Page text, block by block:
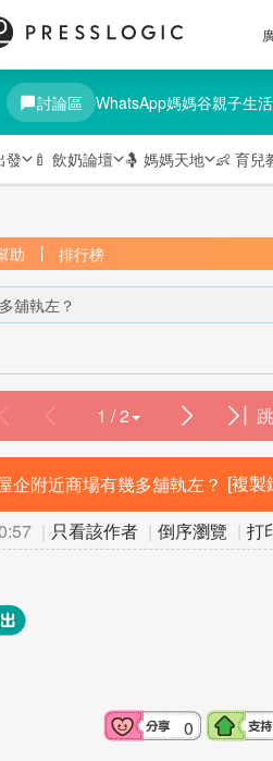
討論區 WhatsApp媽媽谷親子生
發 🍼 飲奶論壇 🤱 媽媽天地 👶 育兒
助 排行榜
舖執左？
1 / 2
企附近商場有幾多舖執左？ [複製
| 只看該作者 | 倒序瀏覽 | 打
0